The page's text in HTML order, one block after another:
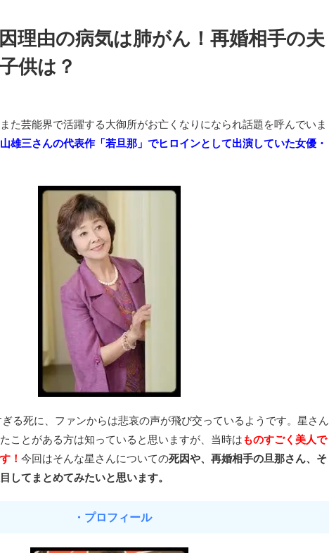
理由の病気は肺がん！再婚相手の夫
供は？
た芸能界で活躍する大御所がお亡くなりになられ話題を呼んでいま
雄三さんの代表作「若旦那」でヒロインとして出演していた女優・
る死に、ファンからは悲哀の声が飛び交っているようです。星さん
ことがある方は知っていると思いますが、当時はものすごく美人で
！ 今回はそんな星さんについての死因や、再婚相手の旦那さん、そ
してまとめてみたいと思います。
・プロフィール